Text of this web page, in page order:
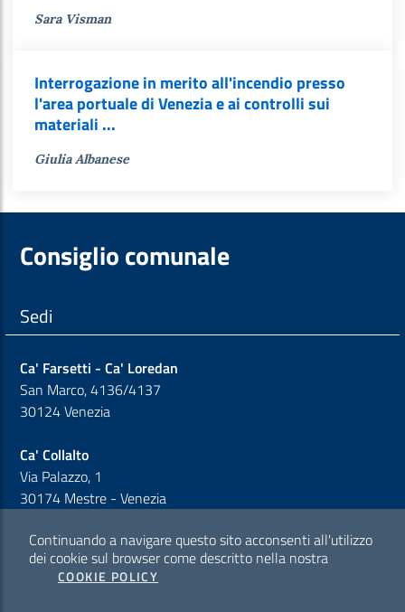
Sara Visman
Interrogazione in merito all'incendio presso
l'area portuale di Venezia e ai controlli sui
materiali ...
Giulia Albanese
Consiglio comunale
Sedi
Ca' Farsetti - Ca' Loredan
San Marco, 4136/4137
30124 Venezia
Ca' Collalto
Via Palazzo, 1
30174 Mestre - Venezia
Sezione Link Policy
Cookie policy
Continuando a navigare questo sito acconsenti all'utilizzo
dei cookie sul browser come descritto nella nostra
COOKIE POLICY